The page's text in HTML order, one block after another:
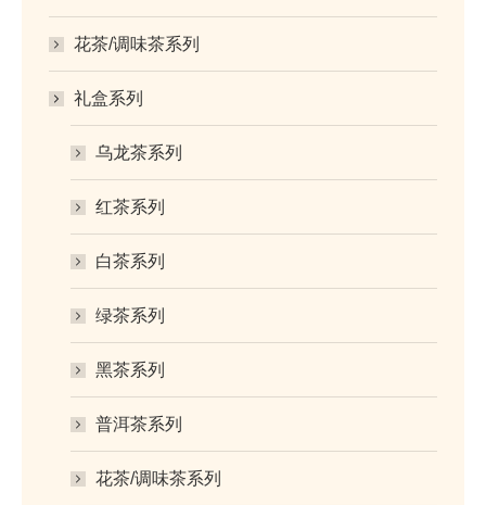
花茶/调味茶系列
礼盒系列
乌龙茶系列
红茶系列
白茶系列
绿茶系列
黑茶系列
普洱茶系列
花茶/调味茶系列